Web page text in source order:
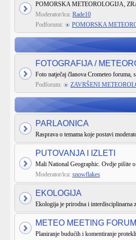
POMORSKA METEOROLOGIJA,
Moderator/ica: Rade10
Podforumi:
POMORSKA
FOTOGRAFIJA /
Foto natječaj članova Crometeo foruma,
Podforum:
ZAVRŠENI
PARLAONICA
Rasprava o temama koje postavi
PUTOVANJA I IZLETI
Mali National Geographic. Ovdje pišite
Moderator/ica: snowflakes
EKOLOGIJA
Ekologija je prirodna i interdisciplinarna
METEO MEETING FORUM
Planiranje budućih i komentiranje